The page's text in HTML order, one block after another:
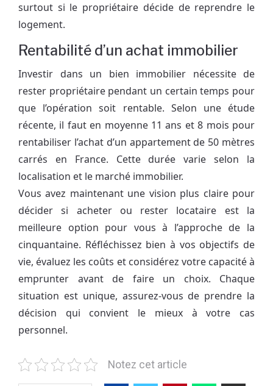
surtout si le propriétaire décide de reprendre le
logement.
Rentabilité d’un achat immobilier
Investir dans un bien immobilier nécessite de
rester propriétaire pendant un certain temps pour
que l’opération soit rentable. Selon une étude
récente, il faut en moyenne 11 ans et 8 mois pour
rentabiliser l’achat d’un appartement de 50 mètres
carrés en France. Cette durée varie selon la
localisation et le marché immobilier.
Vous avez maintenant une vision plus claire pour
décider si acheter ou rester locataire est la
meilleure option pour vous à l’approche de la
cinquantaine. Réfléchissez bien à vos objectifs de
vie, évaluez les coûts et considérez votre capacité à
emprunter avant de faire un choix. Chaque
situation est unique, assurez-vous de prendre la
décision qui convient le mieux à votre cas
personnel.
Notez cet article